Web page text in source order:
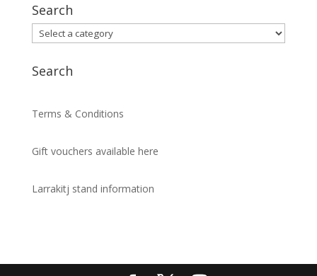
Search
Search
Terms & Conditions
Gift vouchers available here
Larrakitj stand information